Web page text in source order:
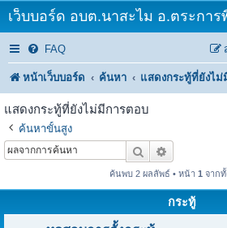
เว็บบอร์ด อบต.นาสะไม อ.ตระกา
FAQ
หน้าเว็บบอร์ด ค้นหา แสดงกระทู้ที่ยังไม่
แสดงกระทู้ที่ยังไม่มีการตอบ
ค้นหาขั้นสูง
ค้นหา
ค้นพบ 2 ผลลัพธ์ • หน้า 1 จาก
กระทู้